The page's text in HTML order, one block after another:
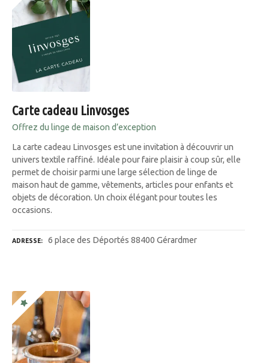
Carte cadeau Linvosges
Offrez du linge de maison d’exception
La carte cadeau Linvosges est une invitation à découvrir un
univers textile raffiné. Idéale pour faire plaisir à coup sûr, elle
permet de choisir parmi une large sélection de linge de
maison haut de gamme, vêtements, articles pour enfants et
objets de décoration. Un choix élégant pour toutes les
occasions.
ADRESSE 6 place des Déportés 88400 Gérardmer